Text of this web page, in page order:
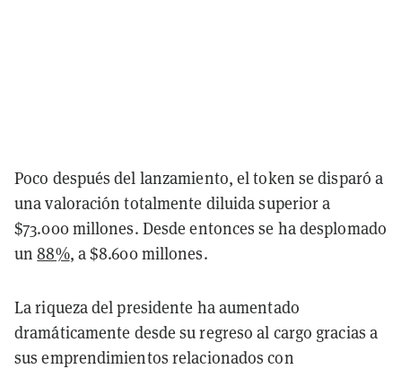
Poco después del lanzamiento, el token se disparó a
una valoración totalmente diluida superior a
$73.000 millones. Desde entonces se ha desplomado
un88%, a $8.600 millones.
La riqueza del presidente ha aumentado
dramáticamente desde su regreso al cargo gracias a
sus emprendimientos relacionados con